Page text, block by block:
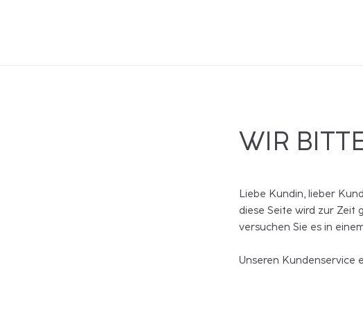
WIR
Liebe Kundin, lieber
diese Seite wird zur Zeit
versuchen Sie es in
Unseren Kundenservice